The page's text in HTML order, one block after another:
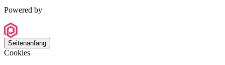
Powered by
Seitenanfang
Cookies